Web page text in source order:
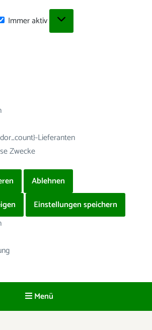
Funktionale
Immer aktiv
Lieferanten
Zwecke
Ablehnen
Einstellungen speichern
Menü